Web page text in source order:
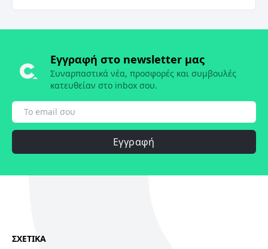
Εγγραφή στο newsletter μας
Συναρπαστικά νέα, προσφορές και συμβουλές
κατευθείαν στο inbox σου.
Εγγραφή
ΣΧΕΤΙΚΑ